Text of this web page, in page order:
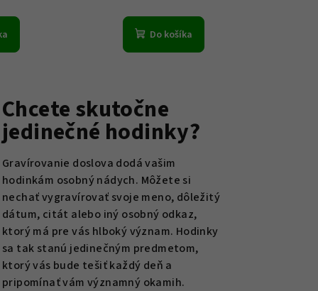
Do košíka
Chcete skutočne
jedinečné hodinky?
Gravírovanie doslova dodá vašim
hodinkám osobný nádych. Môžete si
nechať vygravírovať svoje meno, dôležitý
dátum, citát alebo iný osobný odkaz,
ktorý má pre vás hlboký význam. Hodinky
sa tak stanú jedinečným predmetom,
ktorý vás bude tešiť každý deň a
pripomínať vám významný okamih.